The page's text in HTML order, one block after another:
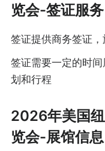
览会-签证服务
签证提供商务签证，
签证需要一定的时
划和行程
2026年美国
览会-展馆信息